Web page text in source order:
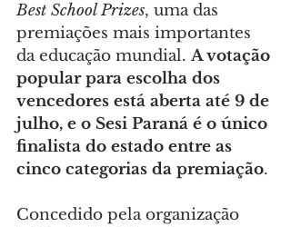
Best School Prizes, uma das
premiações mais importantes
da educação mundial. A votação
popular para escolha dos
vencedores está aberta até 9 de
julho, e o Sesi Paraná é o único
finalista do estado entre as
cinco categorias da premiação.
Concedido pela organização